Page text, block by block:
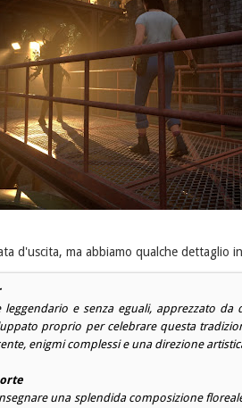
d'uscita, ma abbiamo qualche dettaglio
e senza eguali, apprezzato da
proprio per celebrare questa
enigmi complessi e una direzione
una splendida composizione